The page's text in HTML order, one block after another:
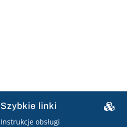
Szybkie linki
Instrukcje obsługi
